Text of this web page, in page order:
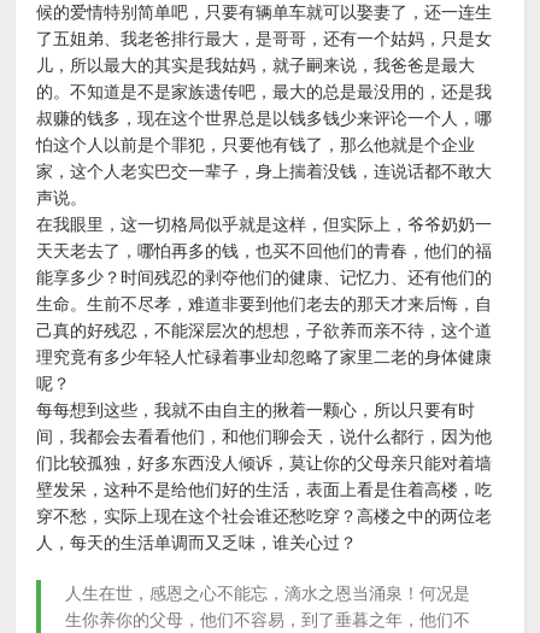
候的爱情特别简单吧，只要有辆单车就可以娶妻了，还一连生
了五姐弟、我老爸排行最大，是哥哥，还有一个姑妈，只是女
儿，所以最大的其实是我姑妈，就子嗣来说，我爸爸是最大
的。不知道是不是家族遗传吧，最大的总是最没用的，还是我
叔赚的钱多，现在这个世界总是以钱多钱少来评论一个人，哪
怕这个人以前是个罪犯，只要他有钱了，那么他就是个企业
家，这个人老实巴交一辈子，身上揣着没钱，连说话都不敢大
声说。
在我眼里，这一切格局似乎就是这样，但实际上，爷爷奶奶一
天天老去了，哪怕再多的钱，也买不回他们的青春，他们的福
能享多少？时间残忍的剥夺他们的健康、记忆力、还有他们的
生命。生前不尽孝，难道非要到他们老去的那天才来后悔，自
己真的好残忍，不能深层次的想想，子欲养而亲不待，这个道
理究竟有多少年轻人忙碌着事业却忽略了家里二老的身体健康
呢？
每每想到这些，我就不由自主的揪着一颗心，所以只要有时
间，我都会去看看他们，和他们聊会天，说什么都行，因为他
们比较孤独，好多东西没人倾诉，莫让你的父母亲只能对着墙
壁发呆，这种不是给他们好的生活，表面上看是住着高楼，吃
穿不愁，实际上现在这个社会谁还愁吃穿？高楼之中的两位老
人，每天的生活单调而又乏味，谁关心过？
人生在世，感恩之心不能忘，滴水之恩当涌泉！何况是
生你养你的父母，他们不容易，到了垂暮之年，他们不